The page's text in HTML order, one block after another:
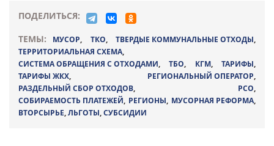
ПОДЕЛИТЬСЯ:
ТЕМЫ:
МУСОР, ТКО, ТВЕРДЫЕ КОММУНАЛЬНЫЕ ОТХОДЫ,
ТЕРРИТОРИАЛЬНАЯ СХЕМА,
СИСТЕМА ОБРАЩЕНИЯ С ОТХОДАМИ,ТБО, КГМ,ТАРИФЫ,
ТАРИФЫ ЖКХ, РЕГИОНАЛЬНЫЙ ОПЕРАТОР,
РАЗДЕЛЬНЫЙ СБОР ОТХОДОВ, РСО,
СОБИРАЕМОСТЬ ПЛАТЕЖЕЙ, РЕГИОНЫ, МУСОРНАЯ РЕФОРМА,
ВТОРСЫРЬЕ,ЛЬГОТЫ,СУБСИДИИ